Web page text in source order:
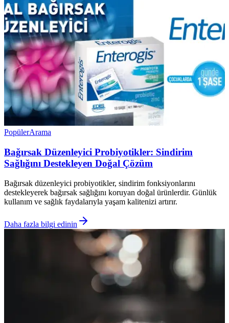
PopülerArama
Bağırsak Düzenleyici Probiyotikler: Sindirim
Sağlığını Destekleyen Doğal Çözüm
Bağırsak düzenleyici probiyotikler, sindirim fonksiyonlarını
destekleyerek bağırsak sağlığını koruyan doğal ürünlerdir. Günlük
kullanım ve sağlık faydalarıyla yaşam kalitenizi artırır.
Daha fazla bilgi edinin